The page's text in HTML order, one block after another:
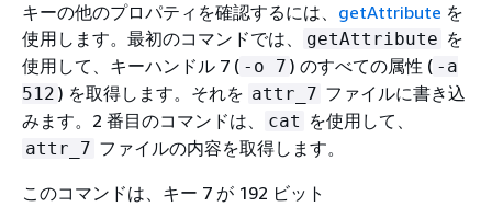
キーの他のプロパティを確認するには、 getAttribute を
使用します。最初のコマンドでは、
getAttribute を
使用して、キーハンドル 7 ( -o 7 ) のすべての属性 ( -a
512 ) を取得します。それを attr_7 ファイルに書き込
みます。2 番目のコマンドは、
cat を使用して、
attr_7 ファイルの内容を取得します。
このコマンドは、キー 7 が 192 ビット